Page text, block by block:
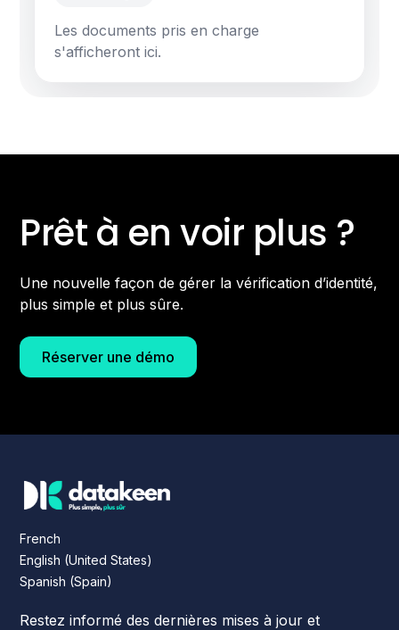
Les documents pris en charge
s'afficheront ici.
Prêt à en voir plus ?
Une nouvelle façon de gérer la vérification d’identité,
plus simple et plus sûre.
Réserver une démo
French
English (United States)
Spanish (Spain)
Restez informé des dernières mises à jour et